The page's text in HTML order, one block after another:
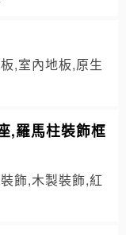
,室內地板,原生
,羅馬柱裝飾框
飾,木製裝飾,紅